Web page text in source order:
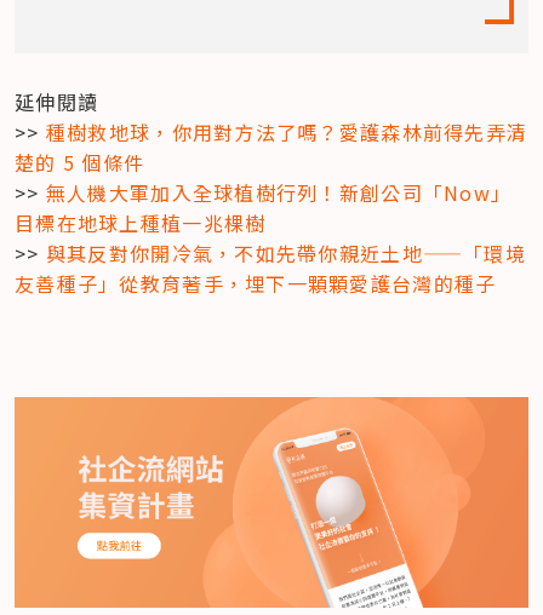
延伸閱讀
>> 種樹救地球，你用對方法了嗎？愛護森林前得先弄清
楚的 5 個條件
>> 無人機大軍加入全球植樹行列！新創公司「Now」
目標在地球上種植一兆棵樹
>> 與其反對你開冷氣，不如先帶你親近土地——「環境
友善種子」從教育著手，埋下一顆顆愛護台灣的種子